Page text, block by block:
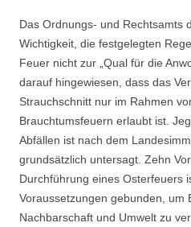
Das Ordnungs- und Rechtsamts
Wichtigkeit, die festgelegten
Feuer nicht zur „Qual für die
darauf hingewiesen, dass das
Strauchschnitt nur im Rahmen
Brauchtumsfeuern erlaubt ist.
Abfällen ist nach dem
grundsätzlich untersagt. Zehn
Durchführung eines Osterfeuers
Voraussetzungen gebunden, um
Nachbarschaft und Umwelt zu